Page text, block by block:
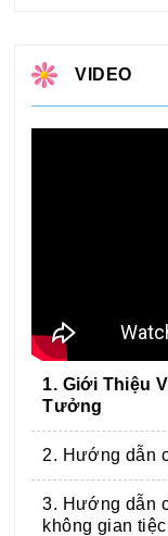
VIDEO
1. Giới Thiệu
Tưởng
2. Hướng dẫn
3. Hướng dẫn
không gian